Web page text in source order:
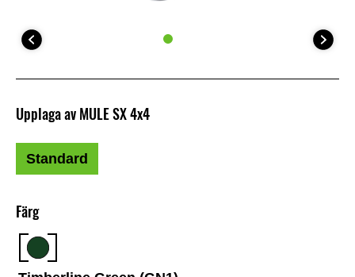
Färg
Upplaga av MULE SX 4x4
Standard